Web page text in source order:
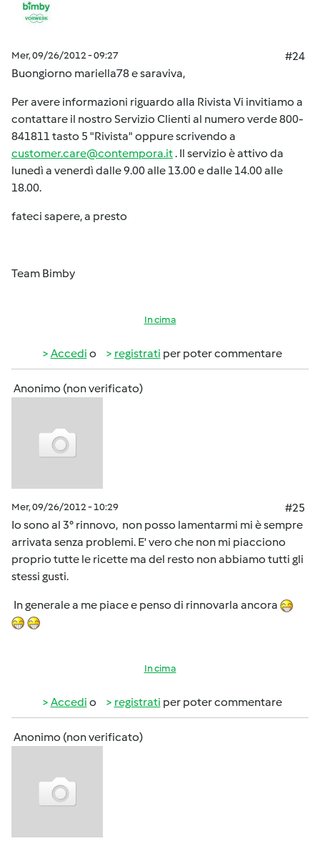
Mer, 09/26/2012 - 09:27
#24
Buongiorno mariella78 e saraviva,
Per avere informazioni riguardo alla Rivista Vi invitiamo a
contattare il nostro Servizio Clienti al numero verde 800-
841811 tasto 5 "Rivista" oppure scrivendo a
customer.care@contempora.it. Il servizio è attivo da
lunedì a venerdì dalle 9.00 alle 13.00 e dalle 14.00 alle
18.00.
fateci sapere, a presto
Team Bimby
In cima
Accedi o registrati per poter commentare
Anonimo (non verificato)
Mer, 09/26/2012 - 10:29
#25
Io sono al 3° rinnovo, non posso lamentarmi mi è sempre
arrivata senza problemi. E' vero che non mi piacciono
proprio tutte le ricette ma del resto non abbiamo tutti gli
stessi gusti.
In generale a me piace e penso di rinnovarla ancora
In cima
Accedi o registrati per poter commentare
Anonimo (non verificato)